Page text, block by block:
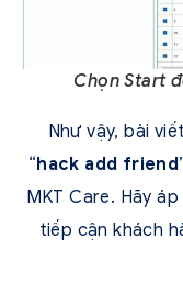
Chọn Start
Như vậy, bài
“hack add friend
MKT Care. Hãy
tiếp cận khách